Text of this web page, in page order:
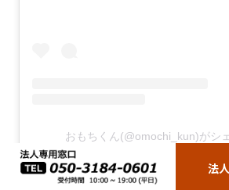
おもちくん(@omochi_kun)がシ
法